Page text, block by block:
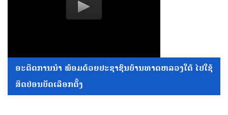
ອະດີດການນໍາ ພ້ອມດ້ວຍປະຊາຊົນບ້ານທາດຫລວງໃຕ້ ໄປໃຊ້
ສິດປ່ອນບັດເລືອກຕັ້ງ